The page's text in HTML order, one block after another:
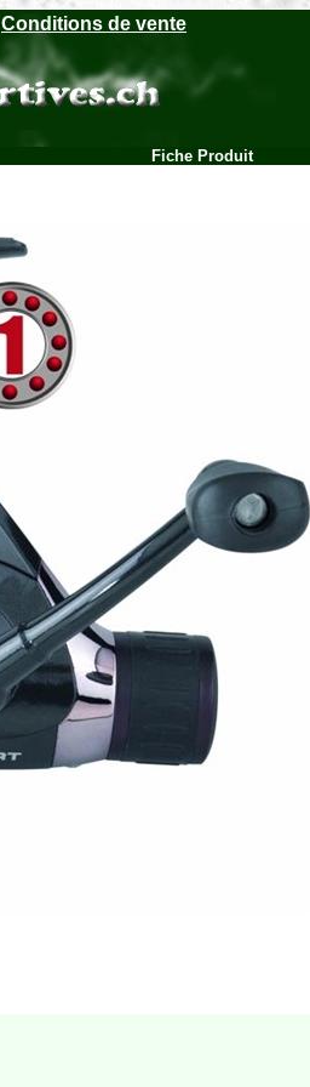
Conditions de vente
Fiche Produit